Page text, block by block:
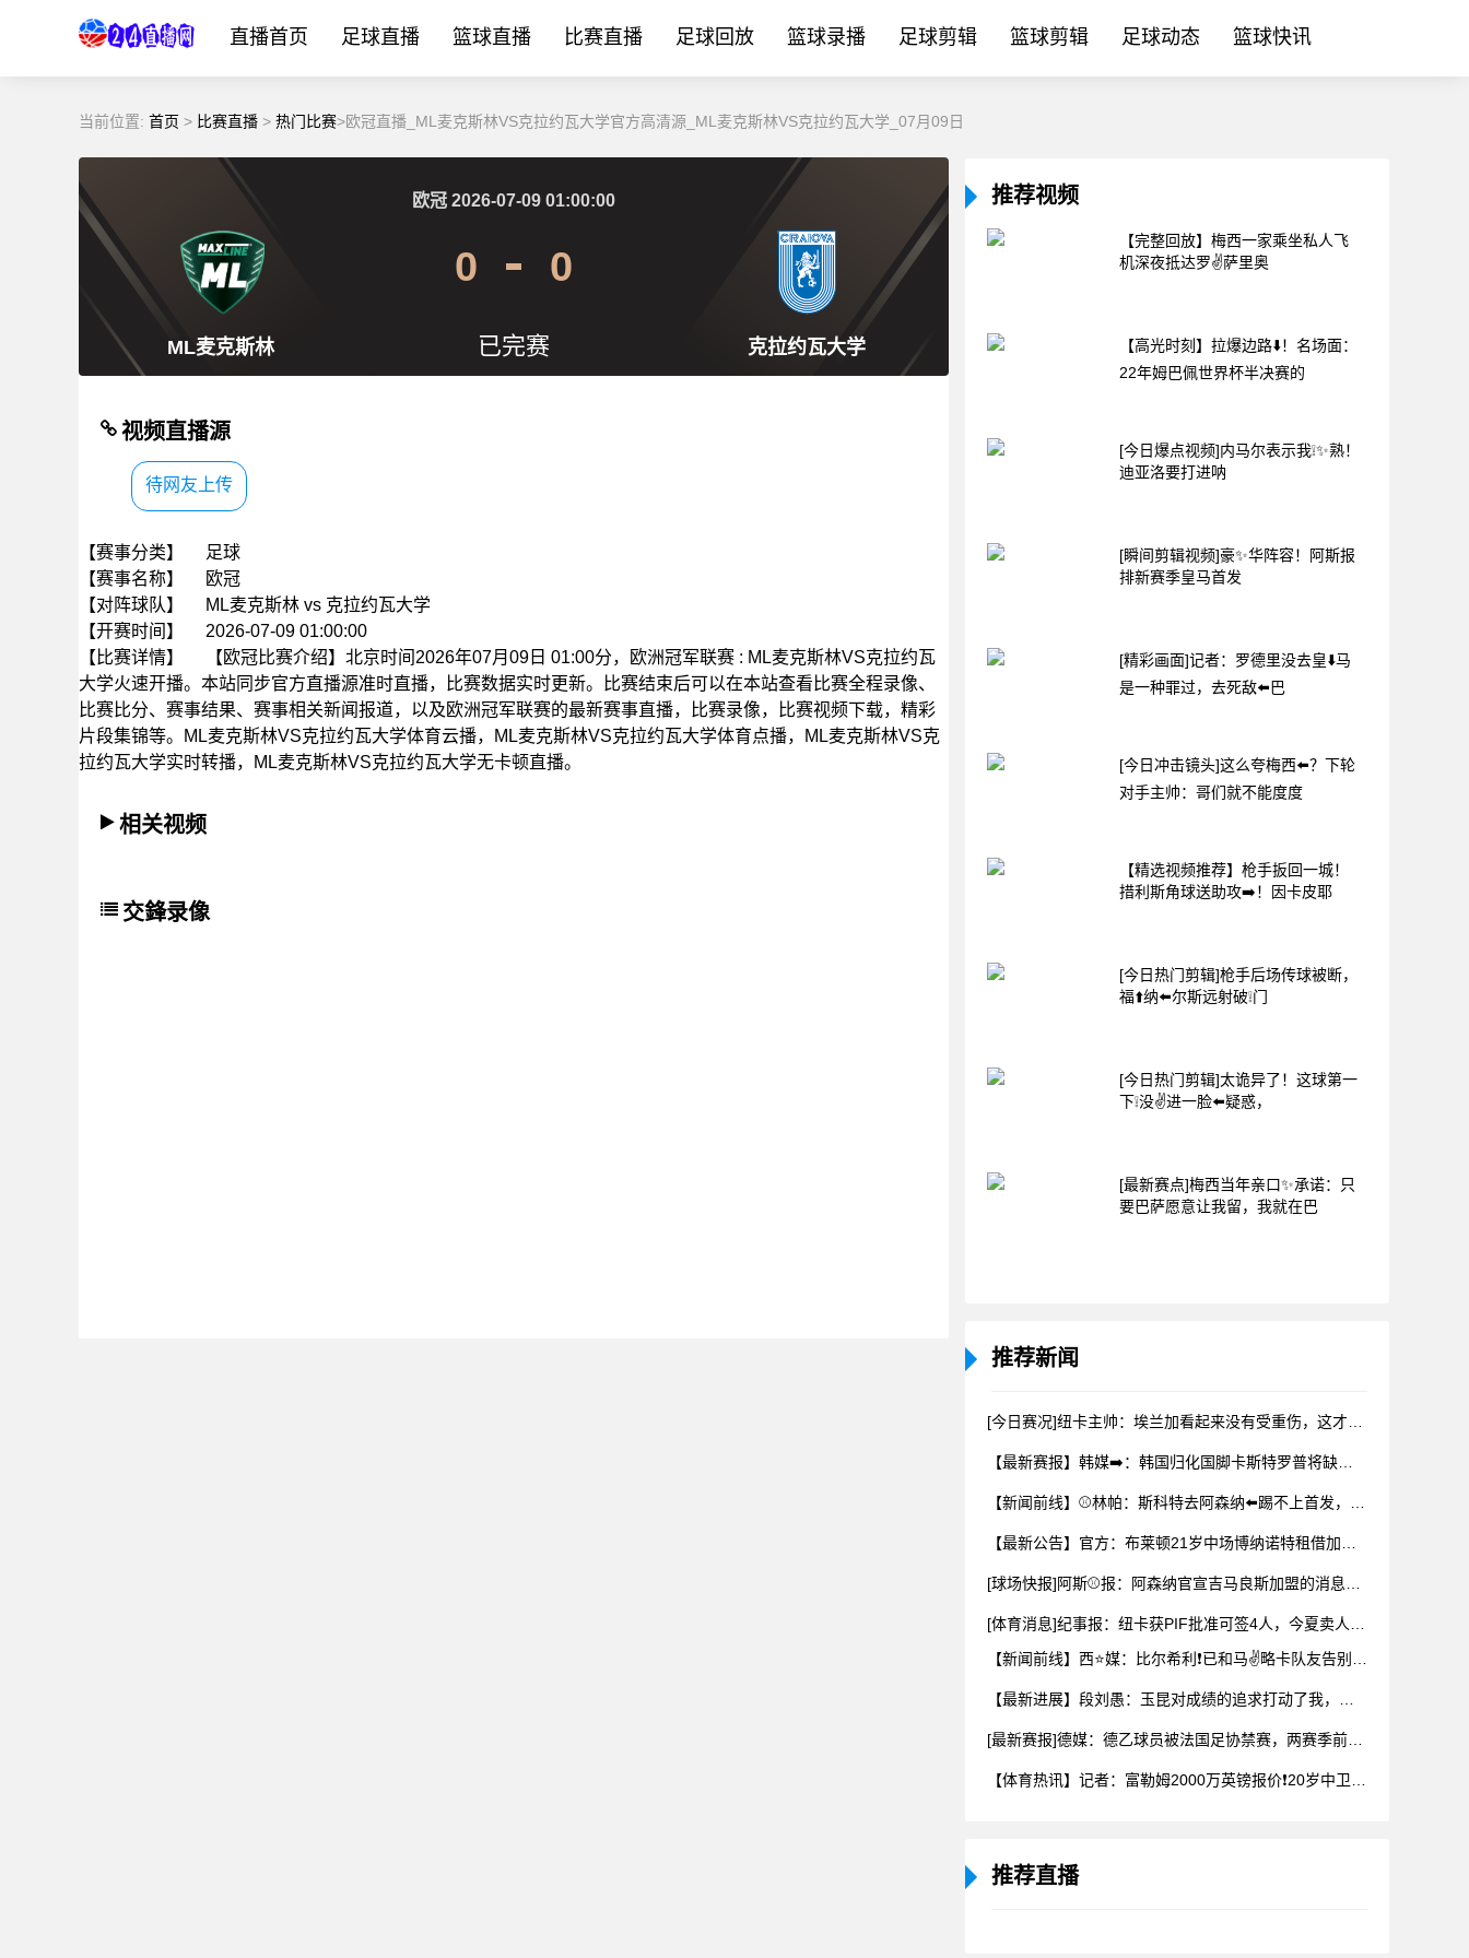
直播首页 足球直播 篮球直播 比赛直播 足球回放 篮球录播 足球剪辑 篮球剪辑 足球动态 篮球快讯
当前位置: 首页 > 比赛直播 > 热门比赛>欧冠直播_ML麦克斯林VS克拉约瓦大学官方高清源_ML麦克斯林VS克拉约瓦大学_07月09日
ML麦克斯林 克拉约瓦大学
欧冠 2026-07-09 01:00:00
0 0
已完赛
视频直播源
待网友上传
【赛事分类】
足球
【赛事名称】
欧冠
【对阵球队】
ML麦克斯林 vs 克拉约瓦大学
【开赛时间】
2026-07-09 01:00:00
【比赛详情】
【欧冠比赛介绍】北京时间2026年07月09日 01:00分，欧洲冠军联赛 : ML麦克斯林VS克拉约瓦
大学火速开播。本站同步官方直播源准时直播，比赛数据实时更新。比赛结束后可以在本站查看比赛全程录像、
比赛比分、赛事结果、赛事相关新闻报道，以及欧洲冠军联赛的最新赛事直播，比赛录像，比赛视频下载，精彩
片段集锦等。ML麦克斯林VS克拉约瓦大学体育云播，ML麦克斯林VS克拉约瓦大学体育点播，ML麦克斯林VS克
拉约瓦大学实时转播，ML麦克斯林VS克拉约瓦大学无卡顿直播。
相关视频
交鋒录像
推荐视频
【完整回放】梅西一家乘坐私人飞
机深夜抵达罗✌️萨里奥
【高光时刻】拉爆边路⬇️！名场面：
22年姆巴佩世界杯半决赛的
[今日爆点视频]内马尔表示我❕✨熟！
迪亚洛要打进呐
[瞬间剪辑视频]豪✨华阵容！阿斯报
排新赛季皇马首发
[精彩画面]记者：罗德里没去皇⬇️马
是一种罪过，去死敌⬅️巴
[今日冲击镜头]这么夸梅西⬅️？下轮
对手主帅：哥们就不能度度
【精选视频推荐】枪手扳回一城！
措利斯角球送助攻➡️！因卡皮耶
[今日热门剪辑]枪手后场传球被断，
福⬆️纳⬅️尔斯远射破❕门
[今日热门剪辑]太诡异了！这球第一
下❕没✌️进一脸⬅️疑惑，
[最新赛点]梅西当年亲口✨承诺：只
要巴萨愿意让我留，我就在巴
推荐新闻
推荐直播